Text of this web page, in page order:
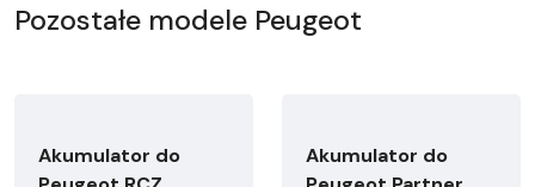
Pozostałe modele Peugeot
Akumulator do
Akumulator do